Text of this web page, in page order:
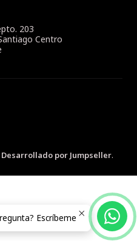
203
Centro
Desarrollado por Jumpseller.
Escríbeme